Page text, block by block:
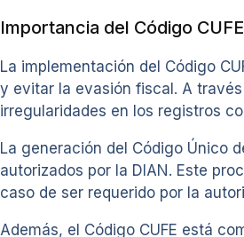
Importancia del Código
La implementación del Código
y evitar la evasión fiscal. A
irregularidades en los registros
La generación del Código Único
autorizados por la DIAN. Este
caso de ser requerido por la
Además, el Código CUFE está